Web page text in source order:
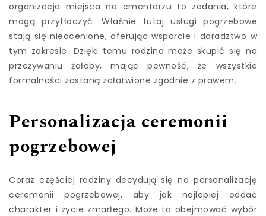
organizacja miejsca na cmentarzu to zadania, które
mogą przytłoczyć. Właśnie tutaj usługi pogrzebowe
stają się nieocenione, oferując wsparcie i doradztwo w
tym zakresie. Dzięki temu rodzina może skupić się na
przeżywaniu żałoby, mając pewność, że wszystkie
formalności zostaną załatwione zgodnie z prawem.
Personalizacja ceremonii
pogrzebowej
Coraz częściej rodziny decydują się na personalizację
ceremonii pogrzebowej, aby jak najlepiej oddać
charakter i życie zmarłego. Może to obejmować wybór